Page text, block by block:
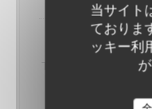
当サイト
ておりま
ッキー利
Tomate, mozzarella,